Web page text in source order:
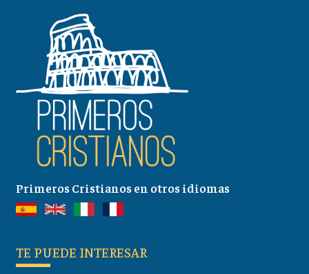
Primeros Cristianos en otros idiomas
TE PUEDE INTERESAR